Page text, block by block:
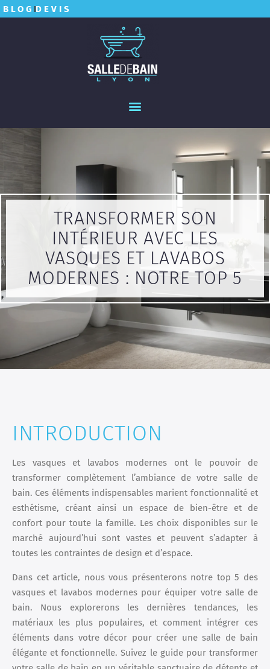
BLOG DEVIS
TRANSFORMER SON
INTÉRIEUR AVEC LES
VASQUES ET LAVABOS
MODERNES : NOTRE TOP 5
INTRODUCTION
Les vasques et lavabos modernes ont le pouvoir de
transformer complètement l’ambiance de votre salle de
bain. Ces éléments indispensables marient fonctionnalité et
esthétisme, créant ainsi un espace de bien-être et de
confort pour toute la famille. Les choix disponibles sur le
marché aujourd’hui sont vastes et peuvent s’adapter à
toutes les contraintes de design et d’espace.
Dans cet article, nous vous présenterons notre top 5 des
vasques et lavabos modernes pour équiper votre salle de
bain. Nous explorerons les dernières tendances, les
matériaux les plus populaires, et comment intégrer ces
éléments dans votre décor pour créer une salle de bain
élégante et fonctionnelle. Suivez le guide pour transformer